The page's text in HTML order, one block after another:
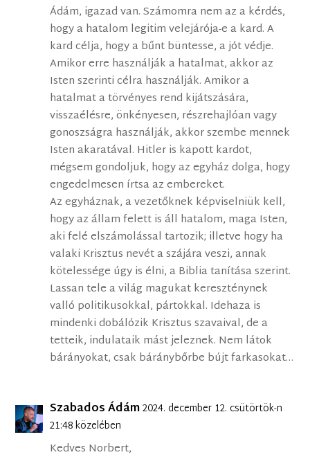
Ádám, igazad van. Számomra nem az a kérdés,
hogy a hatalom legitim velejárója-e a kard. A
kard célja, hogy a bűnt büntesse, a jót védje.
Amikor erre használják a hatalmat, akkor az
Isten szerinti célra használják. Amikor a
hatalmat a törvényes rend kijátszására,
visszaélésre, önkényesen, részrehajlóan vagy
gonoszságra használják, akkor szembe mennek
Isten akaratával. Hitler is kapott kardot,
mégsem gondoljuk, hogy az egyház dolga, hogy
engedelmesen írtsa az embereket.
Az egyháznak, a vezetőknek képviselniük kell,
hogy az állam felett is áll hatalom, maga Isten,
aki felé elszámolással tartozik; illetve hogy ha
valaki Krisztus nevét a szájára veszi, annak
kötelessége úgy is élni, a Biblia tanítása szerint.
Lassan tele a világ magukat kereszténynek
valló politikusokkal, pártokkal. Idehaza is
mindenki dobálózik Krisztus szavaival, de a
tetteik, indulataik mást jeleznek. Nem látok
bárányokat, csak báránybőrbe bújt farkasokat…
Szabados Ádám2024. december 12. csütörtök-n
21:48 közelében
Kedves Norbert,